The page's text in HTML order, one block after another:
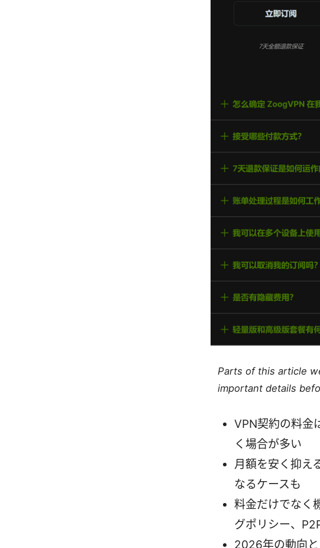
Parts of this article
important details
VPN契約の料金
く場合が多い
月額を安く抑え
なるケースも
料金だけでなく
グポリシー、
2026年の動向